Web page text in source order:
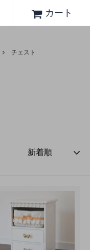
カート
チェスト